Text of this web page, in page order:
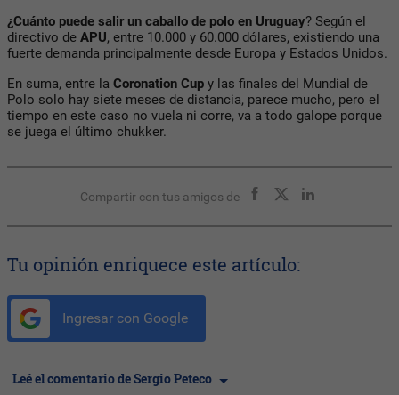
¿Cuánto puede salir un caballo de polo en Uruguay? Según el
directivo de APU, entre 10.000 y 60.000 dólares, existiendo una
fuerte demanda principalmente desde Europa y Estados Unidos.
En suma, entre la Coronation Cup y las finales del Mundial de
Polo solo hay siete meses de distancia, parece mucho, pero el
tiempo en este caso no vuela ni corre, va a todo galope porque
se juega el último chukker.
Compartir con tus amigos de
Tu opinión enriquece este artículo:
Ingresar con Google
Leé el comentario de Sergio Peteco